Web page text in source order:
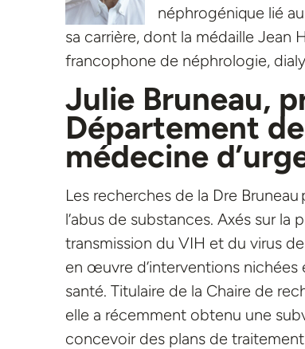
néphrogénique lié
sa carrière, dont la médaille Jean
francophone de néphrologie,
Julie Bruneau,
Département
médecine
Les recherches de la Dre
l’abus de substances. Axés sur
transmission du VIH et du virus
en œuvre d’interventions
santé. Titulaire de la Chaire de
elle a récemment obtenu une
concevoir des plans de